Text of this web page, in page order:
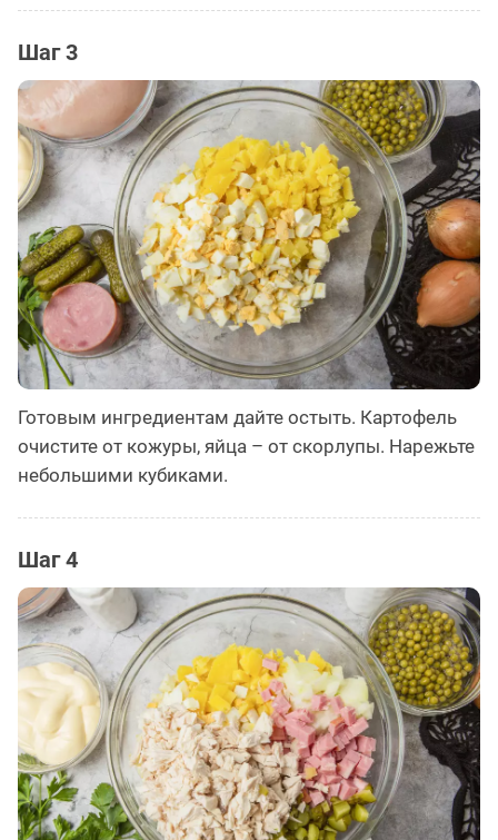
Шаг 3
Готовым ингредиентам дайте остыть. Картофель
очистите от кожуры, яйца – от скорлупы. Нарежьте
небольшими кубиками.
Шаг 4